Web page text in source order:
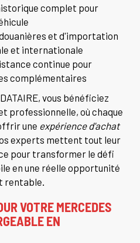
complet pour
et d'importation
et internationale
continue pour
complémentaires
vous bénéficiez
professionnelle, où chaque
une expérience d'achat
experts mettent tout leur
pour transformer le défi
en une réelle opportunité
rentable.
VOTRE MERCEDES
EN